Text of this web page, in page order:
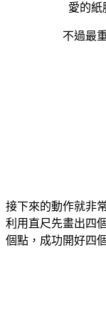
愛的紙
不過最
接下來的動作就非
利用直尺先畫出四
個點，成功開好四